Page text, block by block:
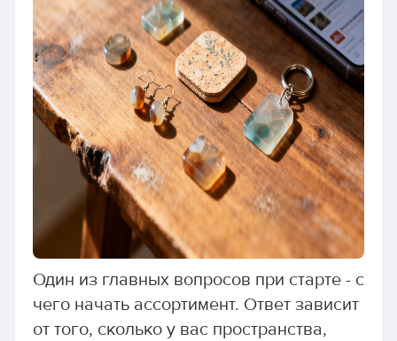
Один из главных вопросов при старте - с
чего начать ассортимент. Ответ зависит
от того, сколько у вас пространства,